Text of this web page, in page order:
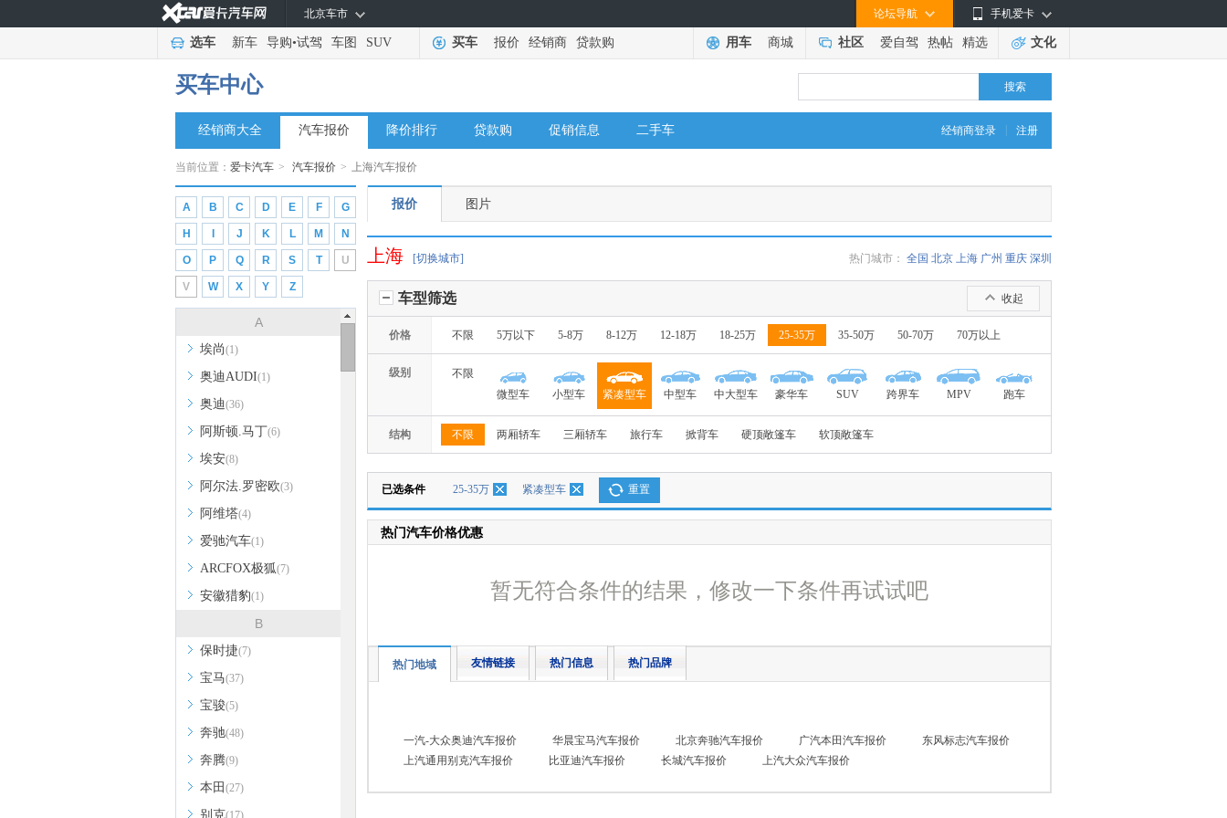
手机爱卡
论坛导航
北京车市
选车 新车 导购•试驾 车图 SUV 买车 报价 经销商 贷款购 用车 商城 社区 爱自驾 热帖 精选 文化
买车中心 搜索
经销商登录 注册
经销商大全 汽车报价 降价排行 贷款购 促销信息 二手车
当前位置： 爱卡汽车 > 汽车报价 > 上海汽车报价
A B C D E F G
H J K L M N
O P Q R S T U
V W X Y Z
A
埃尚(1)
奥迪AUDI(1)
奥迪(36)
阿斯顿.马丁(6)
埃安(8)
阿尔法.罗密欧(3)
阿维塔(4)
爱驰汽车(1)
ARCFOX极狐(7)
安徽猎豹(1)
B
保时捷(7)
宝马(37)
宝骏(5)
奔驰(48)
奔腾(9)
本田 (27)
别克(17)
报价 图片
热门城市： 全国 北京 上海 广州 重庆 深圳
上海 [切换城市]
收起
车型筛选
价格 不限 5万以下 5-8万 8-12万 12-18万 18-25万 25-35万 35-50万 50-70万 70万以上
级别
不限
微型车
小型车 紧凑型车 中型车 中大型车 豪华车 SUV 跨界车 MPV 跑车
结构 不限 两厢轿车 三厢轿车 旅行车 掀背车 硬顶敞篷车 软顶敞篷车
已选条件 25-35万 紧凑型车 重置
热门汽车价格优惠
暂无符合条件的结果，修改一下条件再试试吧
热门地域 友情链接 热门信息 热门品牌
一汽-大众奥迪汽车报价 华晨宝马汽车报价 北京奔驰汽车报价 广汽本田汽车报价
东风标志汽车报价
上汽通用别克汽车报价
比亚迪汽车报价 长城汽车报价 上汽大众汽车报价